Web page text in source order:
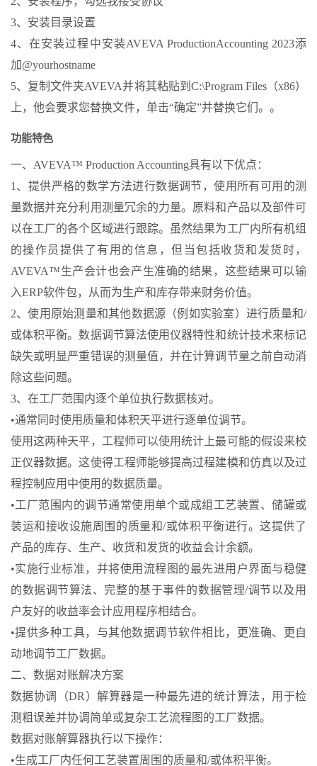
3、安装目录设置
4、在安装过程中安装AVEVA ProductionAccounting 2023添
加@yourhostname
5、复制文件夹AVEVA并将其粘贴到C:\Program Files（x86）
上，他会要求您替换文件，单击“确定”并替换它们。。
功能特色
一、AVEVA™ Production Accounting具有以下优点：
1、提供严格的数学方法进行数据调节，使用所有可用的测
量数据并充分利用测量冗余的力量。原料和产品以及部件可
以在工厂的各个区域进行跟踪。虽然结果为工厂内所有机组
的操作员提供了有用的信息，但当包括收货和发货时，
AVEVA™生产会计也会产生准确的结果，这些结果可以输
入ERP软件包，从而为生产和库存带来财务价值。
2、使用原始测量和其他数据源（例如实验室）进行质量和/
或体积平衡。数据调节算法使用仪器特性和统计技术来标记
缺失或明显严重错误的测量值，并在计算调节量之前自动消
除这些问题。
3、在工厂范围内逐个单位执行数据核对。
•通常同时使用质量和体积天平进行逐单位调节。
使用这两种天平，工程师可以使用统计上最可能的假设来校
正仪器数据。这使得工程师能够提高过程建模和仿真以及过
程控制应用中使用的数据质量。
•工厂范围内的调节通常使用单个或成组工艺装置、储罐或
装运和接收设施周围的质量和/或体积平衡进行。这提供了
产品的库存、生产、收货和发货的收益会计余额。
•实施行业标准，并将使用流程图的最先进用户界面与稳健
的数据调节算法、完整的基于事件的数据管理/调节以及用
户友好的收益率会计应用程序相结合。
•提供多种工具，与其他数据调节软件相比，更准确、更自
动地调节工厂数据。
二、数据对账解决方案
数据协调（DR）解算器是一种最先进的统计算法，用于检
测粗误差并协调简单或复杂工艺流程图的工厂数据。
数据对账解算器执行以下操作：
•生成工厂内任何工艺装置周围的质量和/或体积平衡。